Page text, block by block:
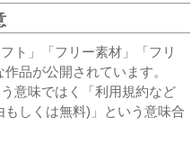
ト」「フリー素材」「フリ
品が公開されています。
意味ではく「利用規約など
しくは無料)」という意味合